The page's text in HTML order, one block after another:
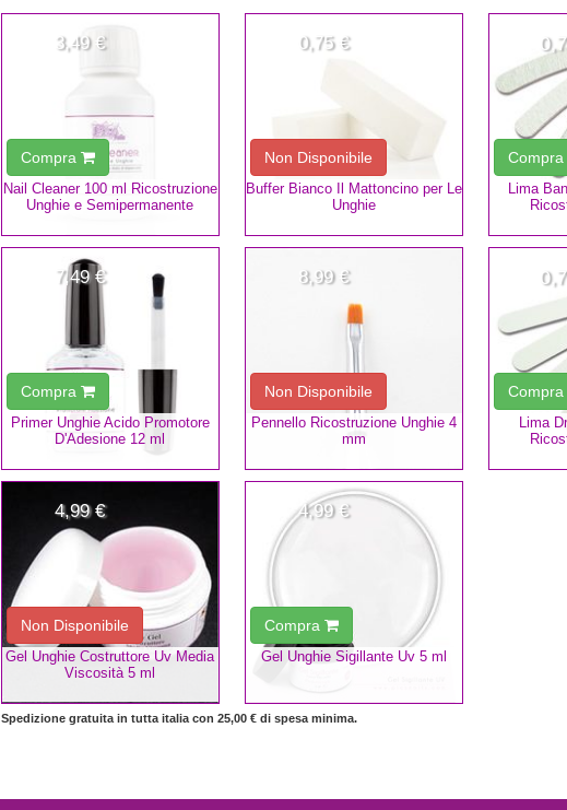
Nail Cleaner 100 ml Ricostruzione
Unghie e Semipermanente
3,49 €
Compra
Buffer Bianco Il Mattoncino per Le
Unghie
0,75 €
Non Disponibile
Lima
Compra
Primer Unghie Acido Promotore
D'Adesione 12 ml
7,49 €
Compra
Pennello Ricostruzione Unghie 4
mm
8,99 €
Non Disponibile
Lima
Compra
Gel Unghie Costruttore Uv Media
Viscosità 5 ml
4,99 €
Non Disponibile
Gel Unghie Sigillante Uv 5 ml
4,99 €
Compra
Spedizione gratuita in tutta italia con 25,00 € di spesa minima.